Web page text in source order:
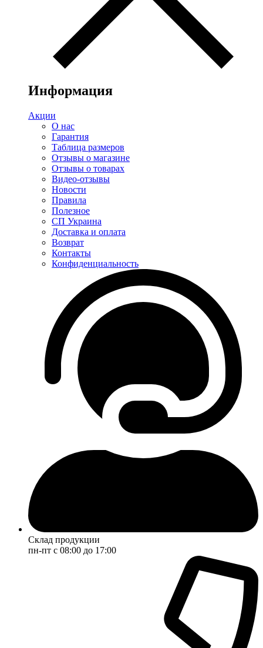
Информация
Акции
О нас
Гарантия
Таблица размеров
Отзывы о магазине
Отзывы о товарах
Видео-отзывы
Новости
Правила
Полезное
СП Украина
Доставка и оплата
Возврат
Контакты
Конфиденциальность
Склад продукции
пн-пт с 08:00 до 17:00